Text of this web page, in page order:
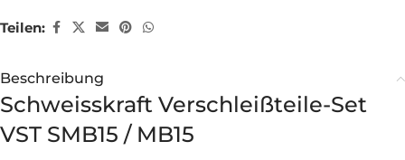
Teilen:
Beschreibung
Schweisskraft Verschleißteile-Set
VST SMB15 / MB15